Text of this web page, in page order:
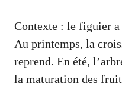
Contexte : le figuier
Au printemps, la
reprend. En été,
la maturation des